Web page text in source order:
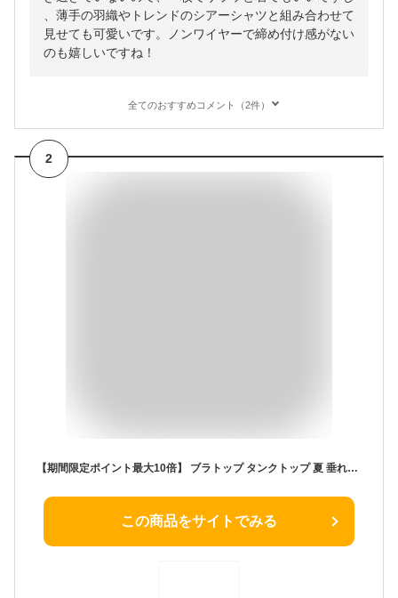
、薄手の羽織やトレンドのシアーシャツと組み合わせて
見せても可愛いです。ノンワイヤーで締め付け感がない
のも嬉しいですね！
全てのおすすめコメント（2件）
2
【期間限定ポイント最大10倍】 ブラトップ タンクトップ 夏 垂れない オシャレ カップ付き カップ付きタンクトップ カップ付きインナー カップつき ブラタンクトップ ノンワイヤーブラ 昼夜兼用 レディース カップ付 リブ インナー ノンワイヤー
この商品をサイトでみる